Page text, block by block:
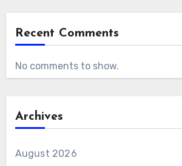
Recent Comments
No comments to show.
Archives
August 2026